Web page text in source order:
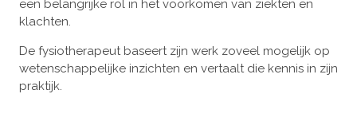
een belangrijke rol in het voorkomen van ziekten en
klachten.
De fysiotherapeut baseert zijn werk zoveel mogelijk op
wetenschappelijke inzichten en vertaalt die kennis in zijn
praktijk.